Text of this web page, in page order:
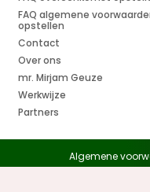
FAQ algemene
opstellen
Contact
Over ons
mr. Mirjam Geuze
Werkwijze
Partners
Algemene